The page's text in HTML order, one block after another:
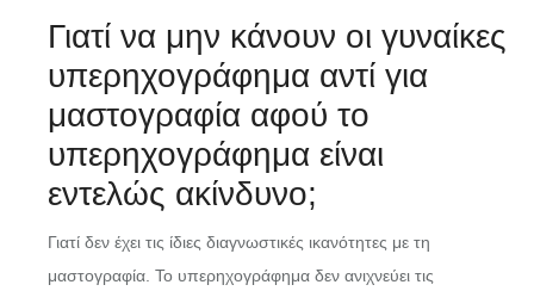
Γιατί να μην κάνουν οι γυναίκες
υπερηχογράφημα αντί για
μαστογραφία αφού το
υπερηχογράφημα είναι
εντελώς ακίνδυνο;
Γιατί δεν έχει τις ίδιες διαγνωστικές ικανότητες με τη
μαστογραφία. Το υπερηχογράφημα δεν ανιχνεύει τις